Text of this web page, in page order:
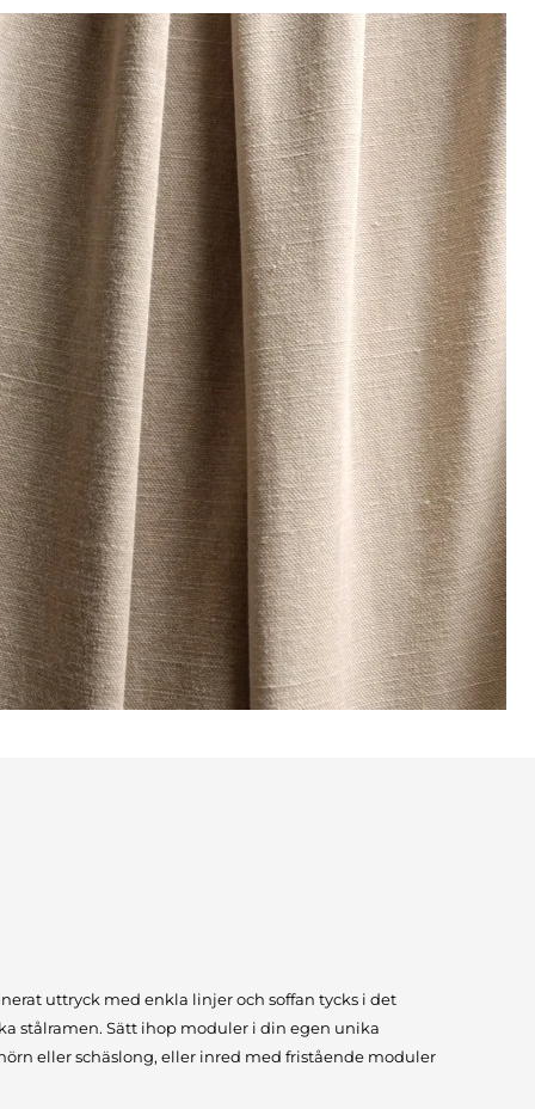
uttryck med enkla linjer och soffan tycks i det
stålramen. Sätt ihop moduler i din egen unika
eller schäslong, eller inred med fristående moduler